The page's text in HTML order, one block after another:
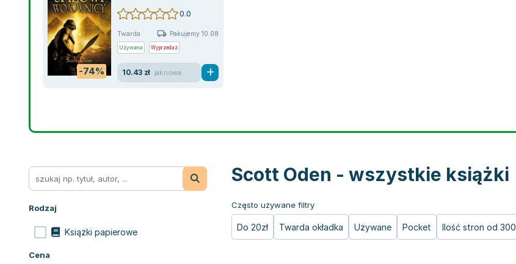
-74%
0.0
Twarda Pakujemy 10.08
Używana Wyprzedaż
10.43 zł jak nowa
Rodzaj
Książki papierowe
Cena
Scott Oden - wszystkie książki
Często używane filtry
Do 20zł Twarda okładka Używane Pocket Ilość stron od 300